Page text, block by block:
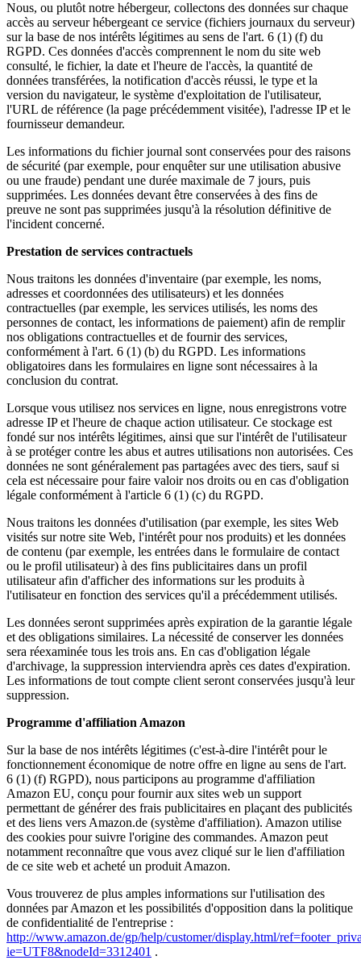
Nous, ou plutôt notre hébergeur, collectons des données sur chaque
accès au serveur hébergeant ce service (fichiers journaux du serveur)
sur la base de nos intérêts légitimes au sens de l'art. 6 (1) (f) du
RGPD. Ces données d'accès comprennent le nom du site web
consulté, le fichier, la date et l'heure de l'accès, la quantité de
données transférées, la notification d'accès réussi, le type et la
version du navigateur, le système d'exploitation de l'utilisateur,
l'URL de référence (la page précédemment visitée), l'adresse IP et le
fournisseur demandeur.
Les informations du fichier journal sont conservées pour des raisons
de sécurité (par exemple, pour enquêter sur une utilisation abusive
ou une fraude) pendant une durée maximale de 7 jours, puis
supprimées. Les données devant être conservées à des fins de
preuve ne sont pas supprimées jusqu'à la résolution définitive de
l'incident concerné.
Prestation de services contractuels
Nous traitons les données d'inventaire (par exemple, les noms,
adresses et coordonnées des utilisateurs) et les données
contractuelles (par exemple, les services utilisés, les noms des
personnes de contact, les informations de paiement) afin de remplir
nos obligations contractuelles et de fournir des services,
conformément à l'art. 6 (1) (b) du RGPD. Les informations
obligatoires dans les formulaires en ligne sont nécessaires à la
conclusion du contrat.
Lorsque vous utilisez nos services en ligne, nous enregistrons votre
adresse IP et l'heure de chaque action utilisateur. Ce stockage est
fondé sur nos intérêts légitimes, ainsi que sur l'intérêt de l'utilisateur
à se protéger contre les abus et autres utilisations non autorisées. Ces
données ne sont généralement pas partagées avec des tiers, sauf si
cela est nécessaire pour faire valoir nos droits ou en cas d'obligation
légale conformément à l'article 6 (1) (c) du RGPD.
Nous traitons les données d'utilisation (par exemple, les sites Web
visités sur notre site Web, l'intérêt pour nos produits) et les données
de contenu (par exemple, les entrées dans le formulaire de contact
ou le profil utilisateur) à des fins publicitaires dans un profil
utilisateur afin d'afficher des informations sur les produits à
l'utilisateur en fonction des services qu'il a précédemment utilisés.
Les données seront supprimées après expiration de la garantie légale
et des obligations similaires. La nécessité de conserver les données
sera réexaminée tous les trois ans. En cas d'obligation légale
d'archivage, la suppression interviendra après ces dates d'expiration.
Les informations de tout compte client seront conservées jusqu'à leur
suppression.
Programme d'affiliation Amazon
Sur la base de nos intérêts légitimes (c'est-à-dire l'intérêt pour le
fonctionnement économique de notre offre en ligne au sens de l'art.
6 (1) (f) RGPD), nous participons au programme d'affiliation
Amazon EU, conçu pour fournir aux sites web un support
permettant de générer des frais publicitaires en plaçant des publicités
et des liens vers Amazon.de (système d'affiliation). Amazon utilise
des cookies pour suivre l'origine des commandes. Amazon peut
notamment reconnaître que vous avez cliqué sur le lien d'affiliation
de ce site web et acheté un produit Amazon.
Vous trouverez de plus amples informations sur l'utilisation des
données par Amazon et les possibilités d'opposition dans la politique
de confidentialité de l'entreprise :
http://www.amazon.de/gp/help/customer/display.html/
ie=UTF8&nodeId=3312401 .